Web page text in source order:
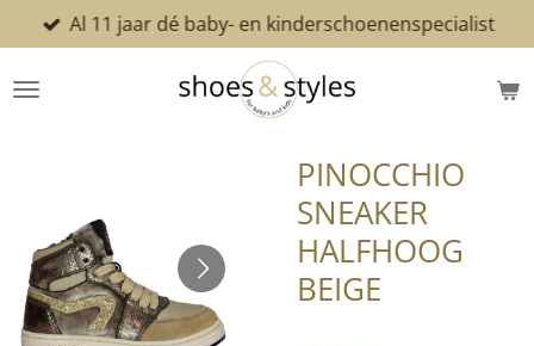
direct
naar
Al 11 jaar dé baby- en kinderschoenenspecialist
PINOCCHIO
SNEAKER
HALFHOOG
BEIGE